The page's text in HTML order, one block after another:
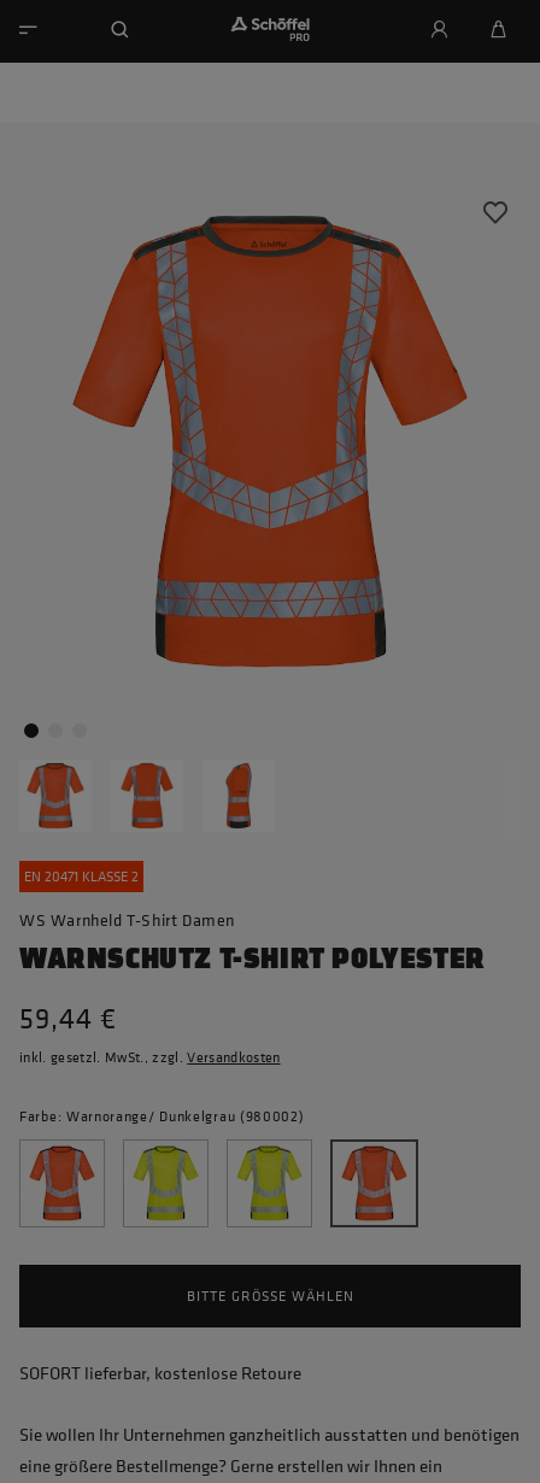
EN 20471 KLASSE 2
WS Warnheld T-Shirt Damen
WARNSCHUTZ T-SHIRT POLYESTER
59,44 €
inkl. gesetzl. MwSt., zzgl.Versandkosten
Farbe: Warnorange/ Dunkelgrau (980002)
BITTE GRÖSSE WÄHLEN
SOFORT lieferbar, kostenlose Retoure
Sie wollen Ihr Unternehmen ganzheitlich ausstatten und benötigen
eine größere Bestellmenge? Gerne erstellen wir Ihnen ein